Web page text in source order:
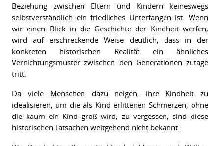
Beziehung zwischen Eltern und Kindern keineswegs
selbstverständlich ein friedliches Unterfangen ist. Wenn
wir einen Blick in die Geschichte der Kindheit werfen,
wird auf erschreckende Weise deutlich, dass in der
konkreten historischen Realität ein ähnliches
Vernichtungsmuster zwischen den Generationen zutage
tritt.
Da viele Menschen dazu neigen, ihre Kindheit zu
idealisieren, um die als Kind erlittenen Schmerzen, ohne
die kaum ein Kind groß wird, zu vergessen, sind diese
historischen Tatsachen weitgehend nicht bekannt.